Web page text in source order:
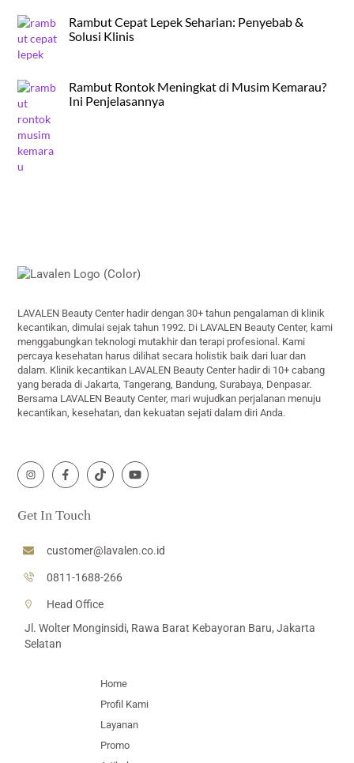
Rambut Cepat Lepek Seharian: Penyebab &
Solusi Klinis
Rambut Rontok Meningkat di Musim Kemarau?
Ini Penjelasannya
Top
LAVALEN Beauty Center hadir dengan 30+ tahun pengalaman di klinik
kecantikan, dimulai sejak tahun 1992. Di LAVALEN Beauty Center, kami
menggabungkan teknologi mutakhir dan terapi profesional. Kami
percaya kesehatan harus dilihat secara holistik baik dari luar dan
dalam. Klinik kecantikan LAVALEN Beauty Center hadir di 10+ cabang
yang berada di Jakarta, Tangerang, Bandung, Surabaya, Denpasar.
Bersama LAVALEN Beauty Center, mari wujudkan perjalanan menuju
kecantikan, kesehatan, dan kekuatan sejati dalam diri Anda.
Icon
Icon
Icon
Icon
Get In Touch
customer@lavalen.co.id
0811-1688-266
Head Office
Jl. Wolter Monginsidi, Rawa Barat Kebayoran Baru, Jakarta
Selatan
Home
Profil Kami
Layanan
Promo